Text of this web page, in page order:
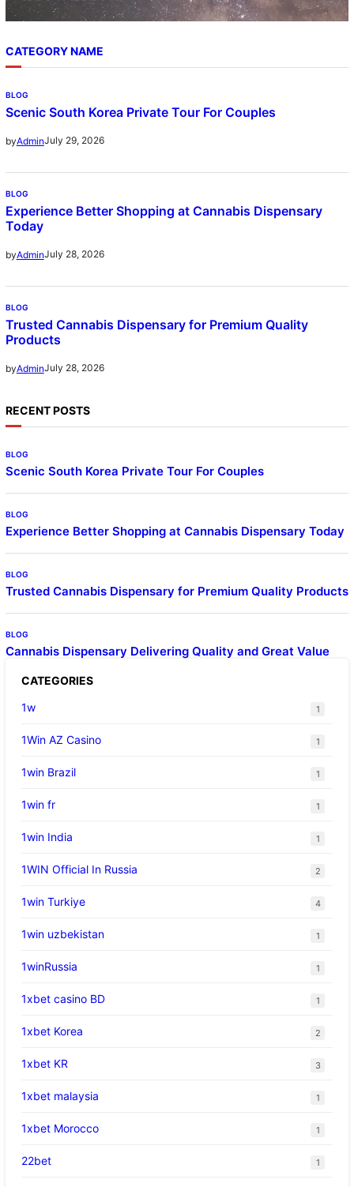
CATEGORY NAME
BLOG
Scenic South Korea Private Tour For Couples
byAdminJuly 29, 2026
BLOG
Experience Better Shopping at Cannabis Dispensary
Today
byAdminJuly 28, 2026
BLOG
Trusted Cannabis Dispensary for Premium Quality
Products
byAdminJuly 28, 2026
RECENT POSTS
BLOG
Scenic South Korea Private Tour For Couples
BLOG
Experience Better Shopping at Cannabis Dispensary Today
BLOG
Trusted Cannabis Dispensary for Premium Quality Products
BLOG
Cannabis Dispensary Delivering Quality and Great Value
CATEGORIES
1w
1
1Win AZ Casino 1
1win Brazil 1
1win fr 1
1win India 1
1WIN Official In Russia 2
1win Turkiye 4
1win uzbekistan 1
1winRussia 1
1xbet casino BD 1
1xbet Korea 2
1xbet KR 3
1xbet malaysia 1
1xbet Morocco 1
22bet 1